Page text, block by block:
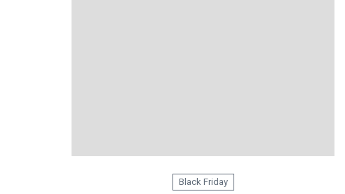
Black Friday